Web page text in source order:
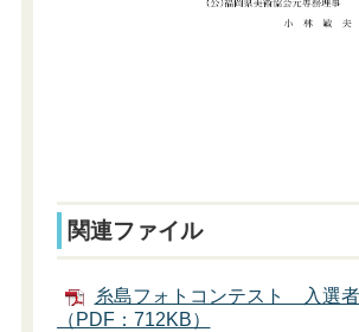
関連ファイル
糸島フォトコンテスト 入選
（PDF：712KB）